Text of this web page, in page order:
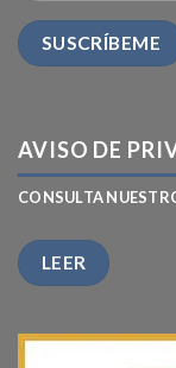
AVISO DE
CONSULTA
LEER